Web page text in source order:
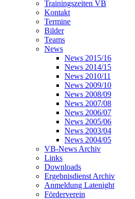
Trainingszeiten VB
Kontakt
Termine
Bilder
Teams
News
News 2015/16
News 2014/15
News 2010/11
News 2009/10
News 2008/09
News 2007/08
News 2006/07
News 2005/06
News 2003/04
News 2004/05
VB-News Archiv
Links
Downloads
Ergebnisdienst Archiv
Anmeldung Latenight
Förderverein